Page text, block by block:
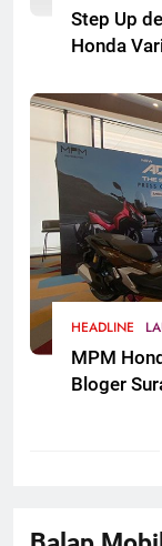
Step Up
Honda
Jawa
HEADLINE
MPM
Bloger